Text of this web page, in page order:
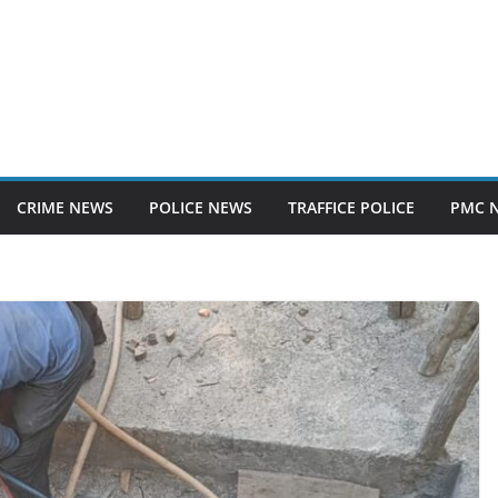
CRIME NEWS POLICE NEWS TRAFFICE POLICE PMC